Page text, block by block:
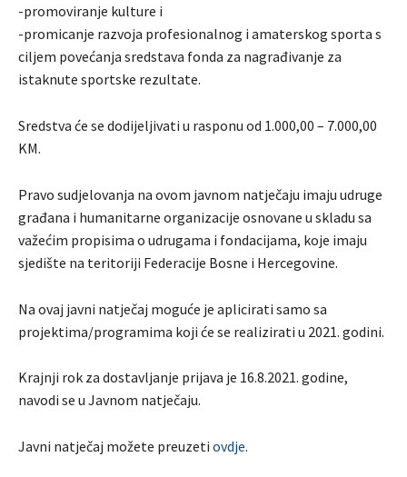
-promoviranje kulture i
-promicanje razvoja profesionalnog i amaterskog sporta s
ciljem povećanja sredstava fonda za nagrađivanje za
istaknute sportske rezultate.
Sredstva će se dodijeljivati u rasponu od 1.000,00 – 7.000,00
KM.
Pravo sudjelovanja na ovom javnom natječaju imaju udruge
građana i humanitarne organizacije osnovane u skladu sa
važećim propisima o udrugama i fondacijama, koje imaju
sjedište na teritoriji Federacije Bosne i Hercegovine.
Na ovaj javni natječaj moguće je aplicirati samo sa
projektima/programima koji će se realizirati u 2021. godini.
Krajnji rok za dostavljanje prijava je 16.8.2021. godine,
navodi se u Javnom natječaju.
Javni natječaj možete preuzeti ovdje.